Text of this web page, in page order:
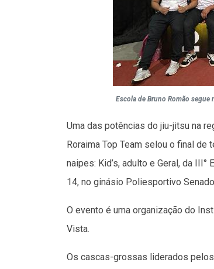
Escola de Bruno Romão
Uma das potências do jiu-jitsu na
Roraima Top Team selou o final de
naipes: Kid’s, adulto e Geral, da
14, no ginásio Poliesportivo
O evento é uma organização do
Vista.
Os cascas-grossas liderados